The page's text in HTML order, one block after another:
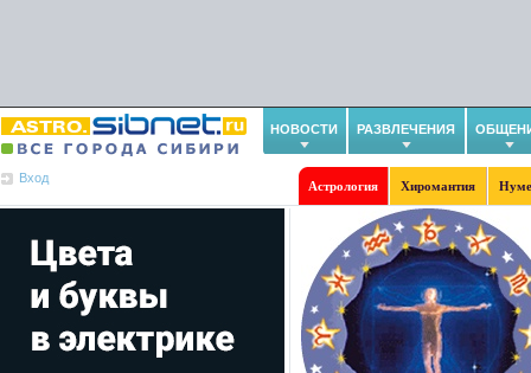
НОВОСТИ РАЗВЛЕЧЕНИЯ
Вход
Астрология Хиромантия